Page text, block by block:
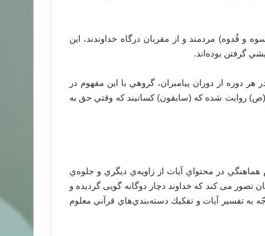
و قُدوه) مردمند و از مقربان درگاه خداوندند، اين
گرفتن بوده‌اند.
دوره از دوران پيامبران، گروهي با اين مفهوم در
روايت شده كه (سابقون) كسانيند كه وقتي حق به
در محتواي آيات از زاويه‌ي ديگري و جلوه‌ي
تصور می کند که خداوند دچار دوگانه گویی گردیده و
به تفسير آيات و تفكيك دسته‌‌بندي‌هاي قرآني معلوم